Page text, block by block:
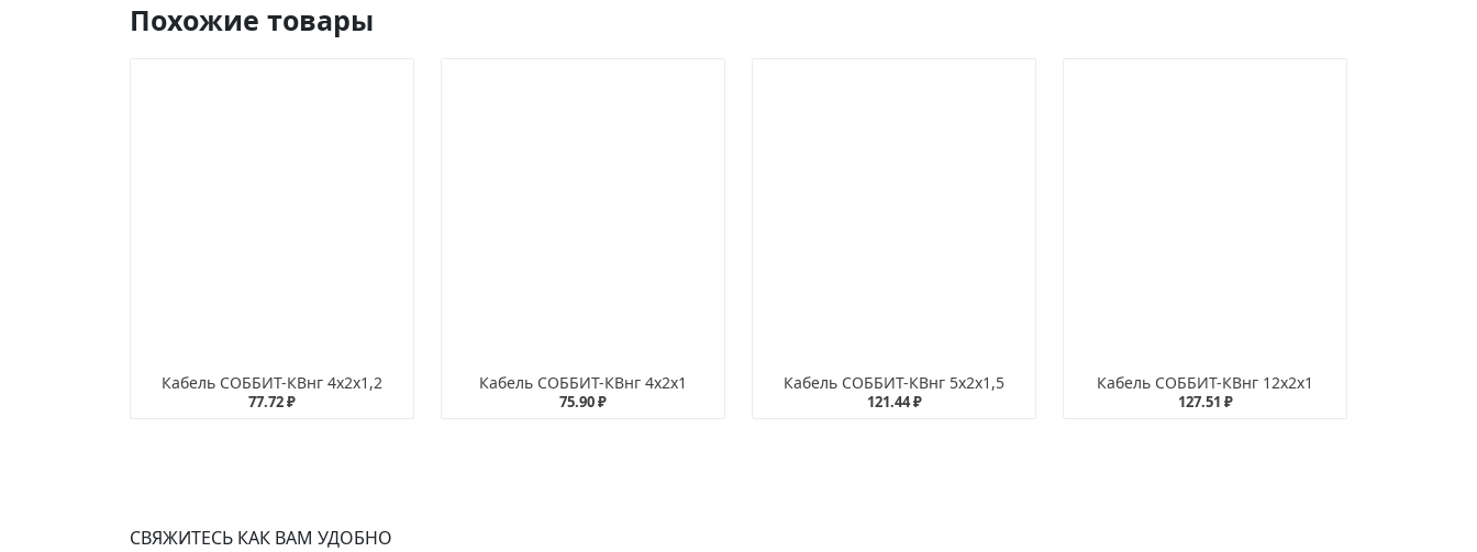
Похожие товары
Кабель СОББИТ-КВнг 4х2х1,2
77.72 ₽
Кабель СОББИТ-КВнг 4х2х1
75.90 ₽
Кабель СОББИТ-КВнг 5х2х1,5
121.44 ₽
Кабель СОББИТ-КВнг 12х2х1
127.51 ₽
СВЯЖИТЕСЬ КАК ВАМ УДОБНО